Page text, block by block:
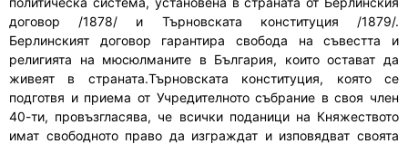
договор /1878/ и Търновската конституция /1879/.
Берлинският договор гарантира свобода на съвестта и
религията на мюсюлманите в България, които остават да
живеят в страната.Търновската конституция, която се
подготвя и приема от Учредителното събрание в своя член
40-ти, провъзгласява, че всички поданици на Княжеството
имат свободното право да изграждат и изповядват своята